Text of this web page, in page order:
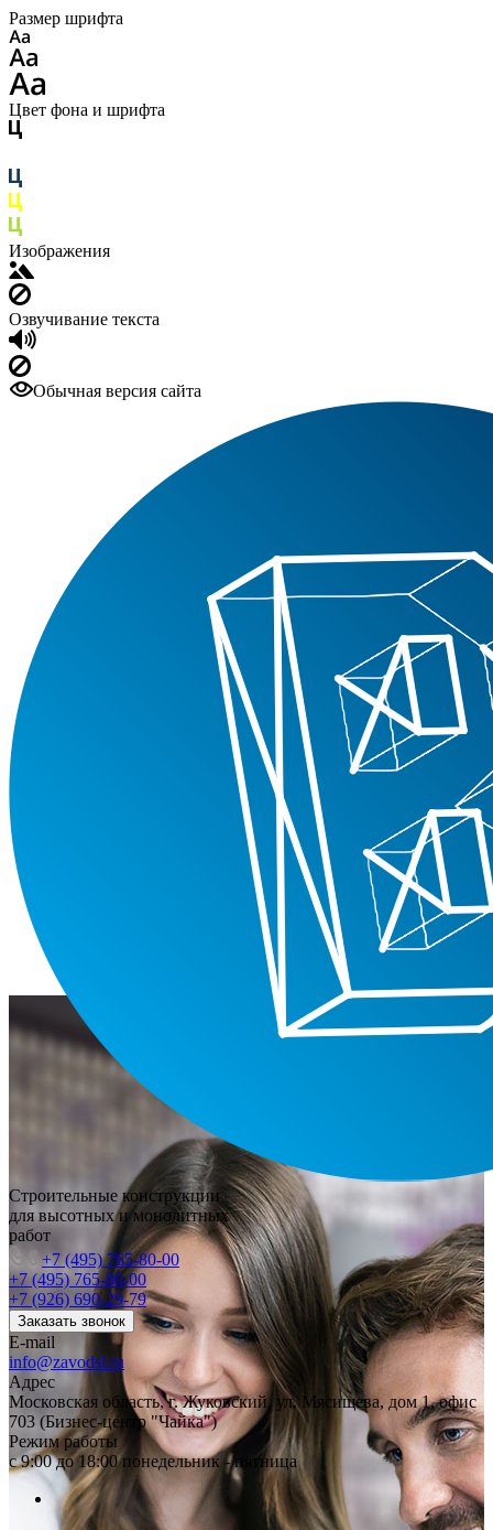
Размер шрифта
Цвет фона и шрифта
Изображения
Озвучивание текста
Обычная версия сайта
Строительные конструкции
для высотных и монолитных
работ
+7 (495) 765-80-00
+7 (495) 765-80-00
+7 (926) 690-29-79
Заказать звонок
E-mail
info@zavodsl.ru
Адрес
Московская область, г. Жуковский, ул. Мясищева, дом 1, офис
703 (Бизнес-центр "Чайка")
Режим работы
с 9:00 до 18:00 понедельник - пятница